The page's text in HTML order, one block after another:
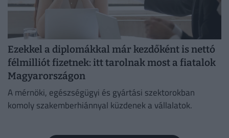
Ezekkel a diplomákkal már kezdőként is nettó
félmilliót fizetnek: itt tarolnak most a fiatalok
Magyarországon
A mérnöki, egészségügyi és gyártási szektorokban
komoly szakemberhiánnyal küzdenek a vállalatok.